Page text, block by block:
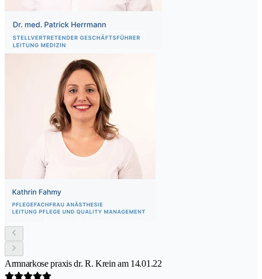
Armnarkose praxis dr. R. Krein am 14.01.22